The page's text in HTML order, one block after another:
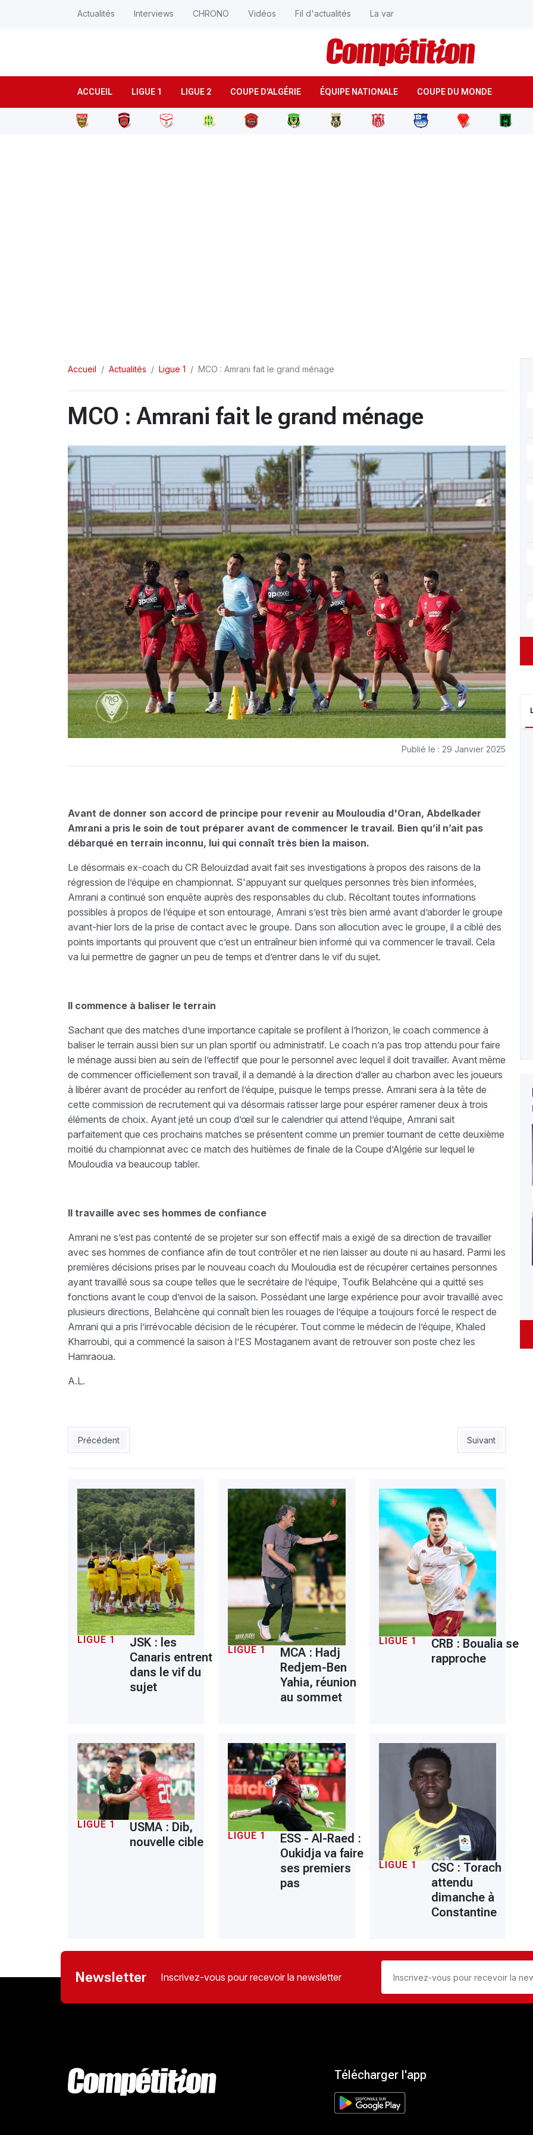
ACCUEIL LIGUE 1 LIGUE 2 COUPE D'ALGÉRIE ÉQUIPE NATIONALE COUPE DU MONDE
Actualités Interviews CHRONO Vidéos Fil d'actualités La var
Accueil Actualités Ligue 1 MCO : Amrani fait le grand ménage
MCO : Amrani fait le grand ménage
Publié le : 29 Janvier 2025
Avant de donner son accord de principe pour revenir au Mouloudia d'Oran, Abdelkader
Amrani a pris le soin de tout préparer avant de commencer le travail. Bien qu’il n’ait pas
débarqué en terrain inconnu, lui qui connaît très bien la maison.
Le désormais ex-coach du CR Belouizdad avait fait ses investigations à propos des raisons de la
régression de l’équipe en championnat. S'appuyant sur quelques personnes très bien informées,
Amrani a continué son enquête auprès des responsables du club. Récoltant toutes informations
possibles à propos de l’équipe et son entourage, Amrani s’est très bien armé avant d’aborder le groupe
avant-hier lors de la prise de contact avec le groupe. Dans son allocution avec le groupe, il a ciblé des
points importants qui prouvent que c’est un entraîneur bien informé qui va commencer le travail. Cela
va lui permettre de gagner un peu de temps et d’entrer dans le vif du sujet.
Il commence à baliser le terrain
Sachant que des matches d’une importance capitale se profilent à l’horizon, le coach commence à
baliser le terrain aussi bien sur un plan sportif ou administratif. Le coach n’a pas trop attendu pour faire
le ménage aussi bien au sein de l’effectif que pour le personnel avec lequel il doit travailler. Avant même
de commencer officiellement son travail, il a demandé à la direction d’aller au charbon avec les joueurs
à libérer avant de procéder au renfort de l’équipe, puisque le temps presse. Amrani sera à la tête de
cette commission de recrutement qui va désormais ratisser large pour espérer ramener deux à trois
éléments de choix. Ayant jeté un coup d’œil sur le calendrier qui attend l’équipe, Amrani sait
parfaitement que ces prochains matches se présentent comme un premier tournant de cette deuxième
moitié du championnat avec ce match des huitièmes de finale de la Coupe d’Algérie sur lequel le
Mouloudia va beaucoup tabler.
Il travaille avec ses hommes de confiance
Amrani ne s’est pas contenté de se projeter sur son effectif mais a exigé de sa direction de travailler
avec ses hommes de confiance afin de tout contrôler et ne rien laisser au doute ni au hasard. Parmi les
premières décisions prises par le nouveau coach du Mouloudia est de récupérer certaines personnes
ayant travaillé sous sa coupe telles que le secrétaire de l’équipe, Toufik Belahcène qui a quitté ses
fonctions avant le coup d’envoi de la saison. Possédant une large expérience pour avoir travaillé avec
plusieurs directions, Belahcène qui connaît bien les rouages de l’équipe a toujours forcé le respect de
Amrani qui a pris l’irrévocable décision de le récupérer. Tout comme le médecin de l’équipe, Khaled
Kharroubi, qui a commencé la saison à l’ES Mostaganem avant de retrouver son poste chez les
Hamraoua.
A.L.
Article précédent : USMA : Benayad, c’est réglé
Précédent Article suivant :
Suivant
LIGUE 1
JSK : les
Canaris entrent
dans le vif du
sujet
LIGUE 1
MCA : Hadj
Redjem-Ben
Yahia, réunion
au sommet
LIGUE 1
CRB : Boualia se
rapproche
LIGUE 1
USMA : Dib,
nouvelle cible
LIGUE 1
ESS - Al-Raed :
Oukidja va faire
ses premiers
pas
LIGUE 1
CSC : Torach
attendu
dimanche à
Constantine
Newsletter Inscrivez-vous pour recevoir la newsletter
Télécharger l'app